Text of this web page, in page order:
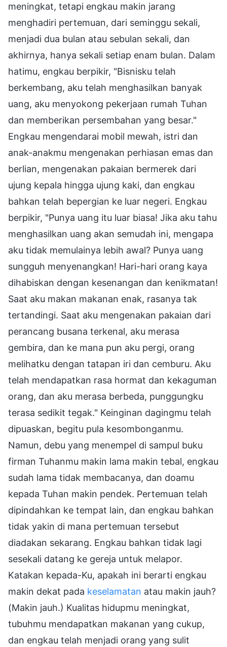
meningkat, tetapi engkau makin jarang
menghadiri pertemuan, dari seminggu sekali,
menjadi dua bulan atau sebulan sekali, dan
akhirnya, hanya sekali setiap enam bulan. Dalam
hatimu, engkau berpikir, "Bisnisku telah
berkembang, aku telah menghasilkan banyak
uang, aku menyokong pekerjaan rumah Tuhan
dan memberikan persembahan yang besar."
Engkau mengendarai mobil mewah, istri dan
anak-anakmu mengenakan perhiasan emas dan
berlian, mengenakan pakaian bermerek dari
ujung kepala hingga ujung kaki, dan engkau
bahkan telah bepergian ke luar negeri. Engkau
berpikir, "Punya uang itu luar biasa! Jika aku tahu
menghasilkan uang akan semudah ini, mengapa
aku tidak memulainya lebih awal? Punya uang
sungguh menyenangkan! Hari-hari orang kaya
dihabiskan dengan kesenangan dan kenikmatan!
Saat aku makan makanan enak, rasanya tak
tertandingi. Saat aku mengenakan pakaian dari
perancang busana terkenal, aku merasa
gembira, dan ke mana pun aku pergi, orang
melihatku dengan tatapan iri dan cemburu. Aku
telah mendapatkan rasa hormat dan kekaguman
orang, dan aku merasa berbeda, punggungku
terasa sedikit tegak." Keinginan dagingmu telah
dipuaskan, begitu pula kesombonganmu.
Namun, debu yang menempel di sampul buku
firman Tuhanmu makin lama makin tebal, engkau
sudah lama tidak membacanya, dan doamu
kepada Tuhan makin pendek. Pertemuan telah
dipindahkan ke tempat lain, dan engkau bahkan
tidak yakin di mana pertemuan tersebut
diadakan sekarang. Engkau bahkan tidak lagi
sesekali datang ke gereja untuk melapor.
Katakan kepada-Ku, apakah ini berarti engkau
makin dekat pada keselamatan atau makin jauh?
(Makin jauh.) Kualitas hidupmu meningkat,
tubuhmu mendapatkan makanan yang cukup,
dan engkau telah menjadi orang yang sulit